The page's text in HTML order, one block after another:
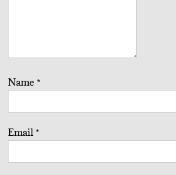
Name *
Email *